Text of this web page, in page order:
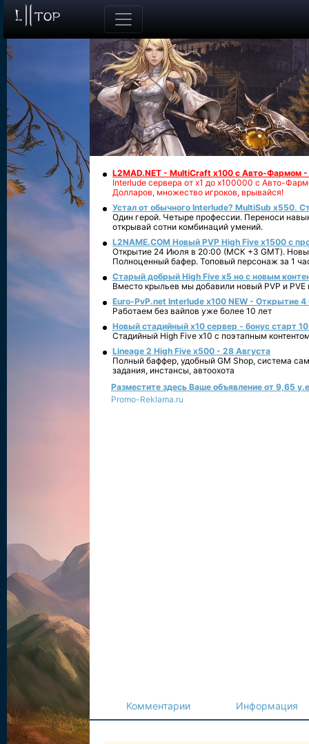
L2MAD.NET - MultiCraft x100 с Авто-Фармом
Interlude сервера от х1 до х100000 с Авто-
Долларов, множество игроков, врывайся!
Устал от обычного Interlude? MultiSub x550.
Один герой. Четыре профессии. Переноси
открывай сотни комбинаций умений.
L2NAME.COM Новый PVP High Five x1500 с
Открытие 24 Июля в 20:00 (МСК +3 GMT).
Полноценный бафер. Топовый персонаж за 1
Старый добрый High Five x5 но с новым
Вместо крыльев мы добавили новый PVP и PVE
Euro-PvP.net Interlude х100 NEW - Открытие 4
Работаем без вайпов уже более 10 лет
Новый стадийный х10 сервер - бонус старт
Стадийный High Five x10 с поэтапным
Lineage 2 High Five x500 - 28 Августа
Полный баффер, удобный GM Shop, система
задания, инстансы, автоохота
Разместите здесь Ваше объявление от 9,65
Promo-Reklama.ru
Комментарии Информация